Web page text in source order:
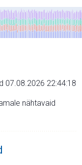
07.08.2026 22:44:18
nähtavaid